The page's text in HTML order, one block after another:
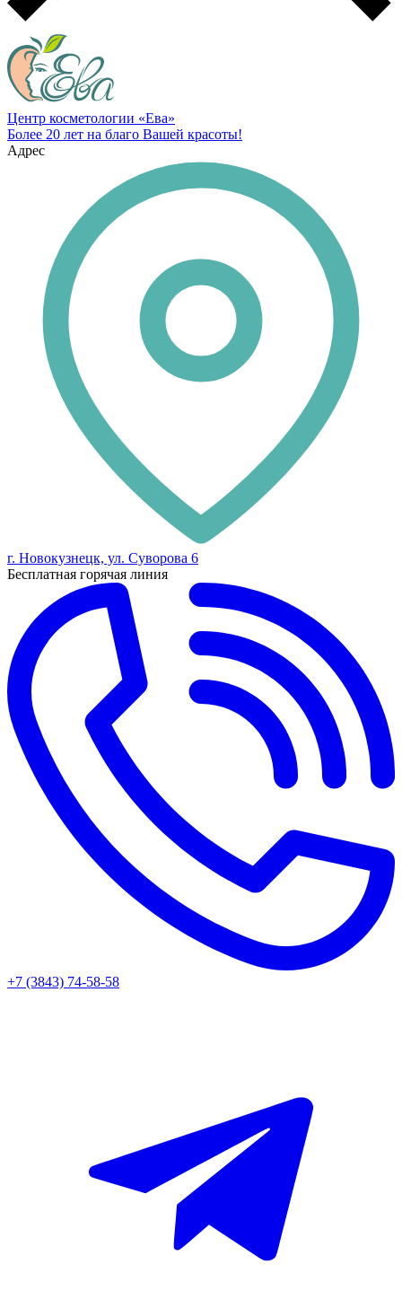
Центр косметологии «Ева»
Более 20 лет на благо Вашей красоты!
Адрес
г. Новокузнецк, ул. Суворова 6
Бесплатная горячая линия
+7 (3843) 74-58-58